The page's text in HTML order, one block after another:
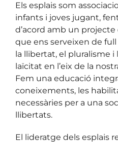
Els esplais som
infants i joves jugant,
d’acord amb un
que ens serveixen de
la llibertat, el pluralisme i
laïcitat en l’eix de la
Fem una educació
coneixements, les
necessàries per a una
llibertats.
El lideratge dels esplais